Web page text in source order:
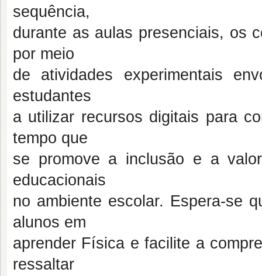
sequência,
durante as aulas presenciais, os
por meio
de atividades experimentais
estudantes
a utilizar recursos digitais para
tempo que
se promove a inclusão e a
educacionais
no ambiente escolar. Espera-se
alunos em
aprender Física e facilite a
ressaltar